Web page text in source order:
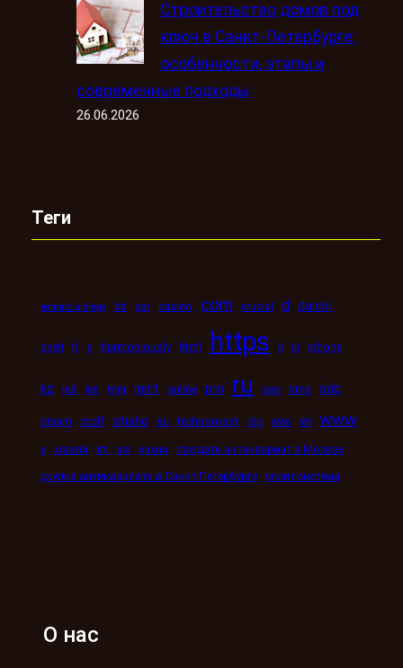
Строительство домов под
ключ в Санкт-Петербурге:
особенности, этапы и
современные подходы
26.06.2026
Теги
astronbuildings bb car casino com crucial d daichi
dveri fi g harmoniously html https ii iii iphone
kz led les mig mint online pro ru seo sms spb
steam stolf studio su technorosst utp was wi www
x xiaomi xn xxi кухни
продать антиквариат в Москве
скупка антиквариата в Санкт-Петербурге сплит-система
О нас